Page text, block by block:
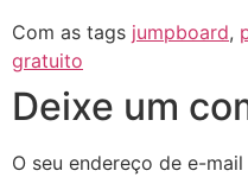
Com as tags jumpboard,
gratuito
Deixe um
O seu endereço de e-